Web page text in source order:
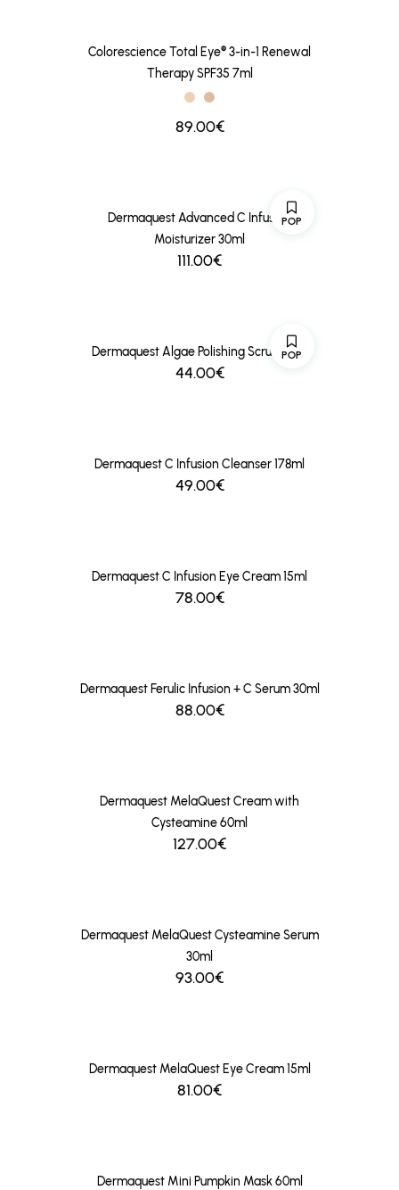
Colorescience Total Eye® 3-in-1 Renewal
Therapy SPF35 7ml
89.00€
POP
Dermaquest Advanced C Infusion
Moisturizer 30ml
111.00€
POP
Dermaquest Algae Polishing Scrub 118ml
44.00€
Dermaquest C Infusion Cleanser 178ml
49.00€
Dermaquest C Infusion Eye Cream 15ml
78.00€
Dermaquest Ferulic Infusion + C Serum 30ml
88.00€
Dermaquest MelaQuest Cream with
Cysteamine 60ml
127.00€
Dermaquest MelaQuest Cysteamine Serum
30ml
93.00€
Dermaquest MelaQuest Eye Cream 15ml
81.00€
Dermaquest Mini Pumpkin Mask 60ml